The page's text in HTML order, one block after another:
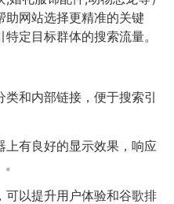
助网站选择更精准的关键
定目标群体的搜索流量。
和内部链接，便于搜索引
上有良好的显示效果，响应
可以提升用户体验和谷歌排